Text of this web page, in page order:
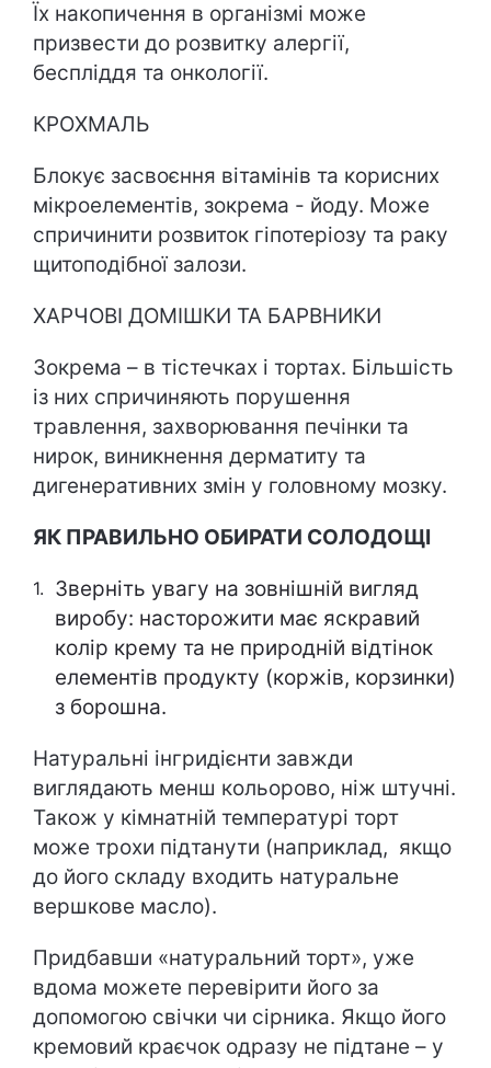
Їх накопичення в організмі може
призвести до розвитку алергії,
беспліддя та онкології.
КРОХМАЛЬ
Блокує засвоєння вітамінів та корисних
мікроелементів, зокрема - йоду. Може
спричинити розвиток гіпотеріозу та раку
щитоподібної залози.
ХАРЧОВІ ДОМІШКИ ТА БАРВНИКИ
Зокрема – в тістечках і тортах. Більшість
із них спричиняють порушення
травлення, захворювання печінки та
нирок, виникнення дерматиту та
дигенеративних змін у головному мозку.
ЯК ПРАВИЛЬНО ОБИРАТИ СОЛОДОЩІ
Зверніть увагу на зовнішній вигляд
виробу: насторожити має яскравий
колір крему та не природній відтінок
елементів продукту (коржів, корзинки)
з борошна.
Натуральні інгридієнти завжди
виглядають менш кольорово, ніж штучні.
Також у кімнатній температурі торт
може трохи підтанути (наприклад, якщо
до його складу входить натуральне
вершкове масло).
Придбавши «натуральний торт», уже
вдома можете перевірити його за
допомогою свічки чи сірника. Якщо його
кремовий краєчок одразу не підтане – у